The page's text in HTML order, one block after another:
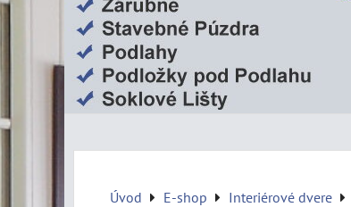
Úvod E-shop Interiérové dvere